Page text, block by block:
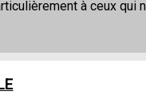
à ceux qui